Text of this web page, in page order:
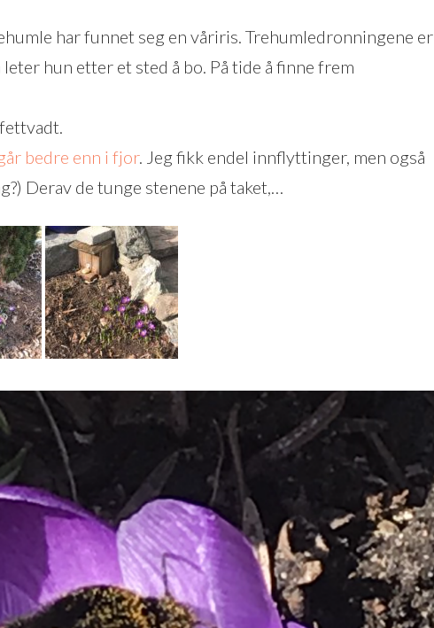
har funnet seg en våriris. Trehumledronningene er
hun etter et sted å bo. På tide å finne frem
bedre enn i fjor. Jeg fikk endel innflyttinger, men også
Derav de tunge stenene på taket,…